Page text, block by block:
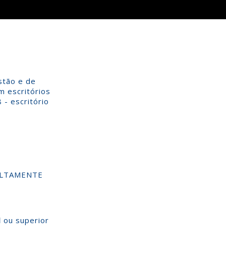
e de
escritórios
- escritório
ou superior